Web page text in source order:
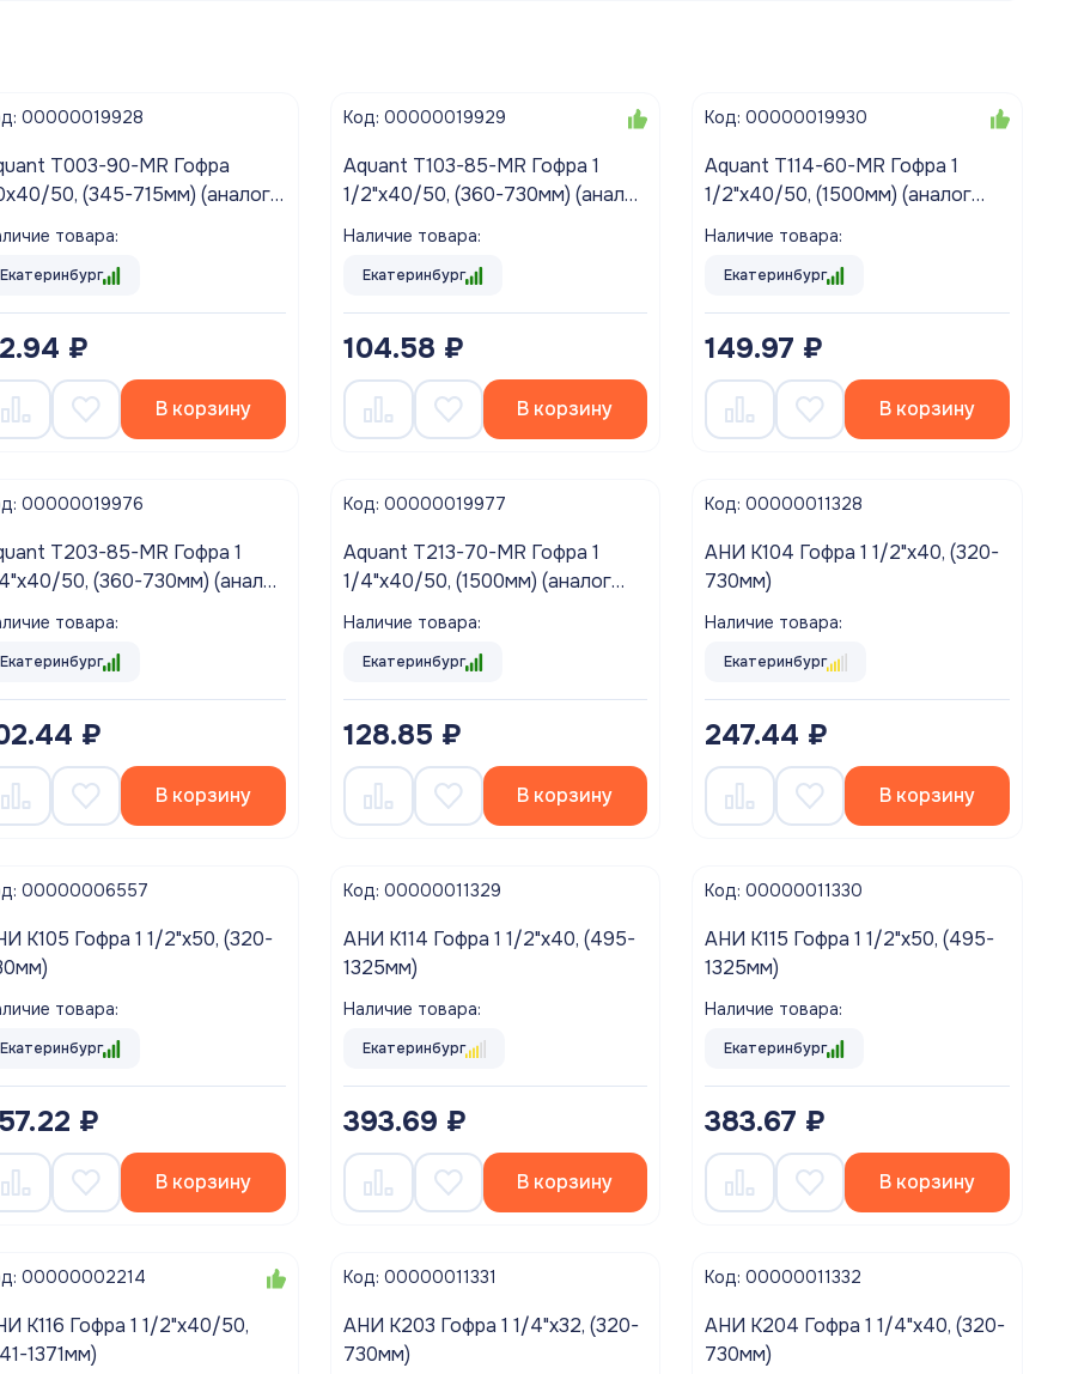
00000019928
T003-90-MR Гофра
50, (345-715мм) (аналог
товара:
Екатеринбург
₽
В корзину
Код: 00000019929
Aquant T103-85-MR Гофра 1
1/2"х40/50, (360-730мм) (аналог
АНИ K106)
Наличие товара:
Екатеринбург
104.58 ₽
В корзину
Код: 00000019930
Aquant T114-60-MR Гофра 1
1/2"х40/50, (1500мм) (аналог
АНИ K116)
Наличие товара:
Екатеринбург
149.97 ₽
В корзину
00000019976
T203-85-MR Гофра 1
50, (360-730мм) (аналог
K206)товара:
Екатеринбург
₽
В корзину
Код: 00000019977
Aquant T213-70-MR Гофра 1
1/4"х40/50, (1500мм) (аналог
АНИ K216)
Наличие товара:
Екатеринбург
128.85 ₽
В корзину
Код: 00000011328
АНИ K104 Гофра 1 1/2"х40, (320-
730мм)
Наличие товара:
Екатеринбург
247.44 ₽
В корзину
00000006557
K105 Гофра 1 1/2"х50, (320-
товара:
Екатеринбург
₽
В корзину
Код: 00000011329
АНИ K114 Гофра 1 1/2"х40, (495-
1325мм)
Наличие товара:
Екатеринбург
393.69 ₽
В корзину
Код: 00000011330
АНИ K115 Гофра 1 1/2"х50, (495-
1325мм)
Наличие товара:
Екатеринбург
383.67 ₽
В корзину
00000002214
K116 Гофра 1 1/2"х40/50,
1371мм)
Код: 00000011331
АНИ K203 Гофра 1 1/4"х32, (320-
730мм)
Код: 00000011332
АНИ K204 Гофра 1 1/4"х40, (320-
730мм)